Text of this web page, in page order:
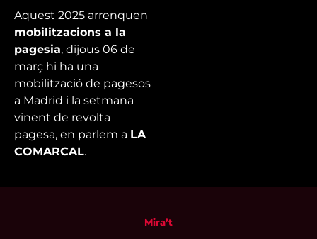
Aquest 2025 arrenquen
mobilitzacions a la
pagesia, dijous 06 de
març hi ha una
mobilització de pagesos
a Madrid i la setmana
vinent de revolta
pagesa, en parlem a LA
COMARCAL.
Mira’t